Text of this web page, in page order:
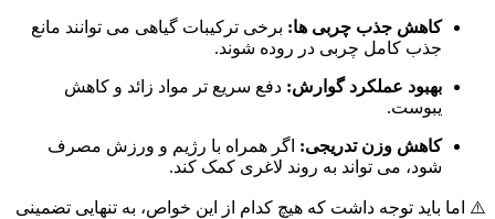
کاهش جذب چربی ها: برخی ترکیبات گیاهی می توانند مانع
جذب کامل چربی در روده شوند.
بهبود عملکرد گوارش: دفع سریع تر مواد زائد و کاهش
یبوست.
کاهش وزن تدریجی: اگر همراه با رژیم و ورزش مصرف
شود، می تواند به روند لاغری کمک کند.
⚠️ اما باید توجه داشت که هیچ کدام از این خواص، به تنهایی تضمینی